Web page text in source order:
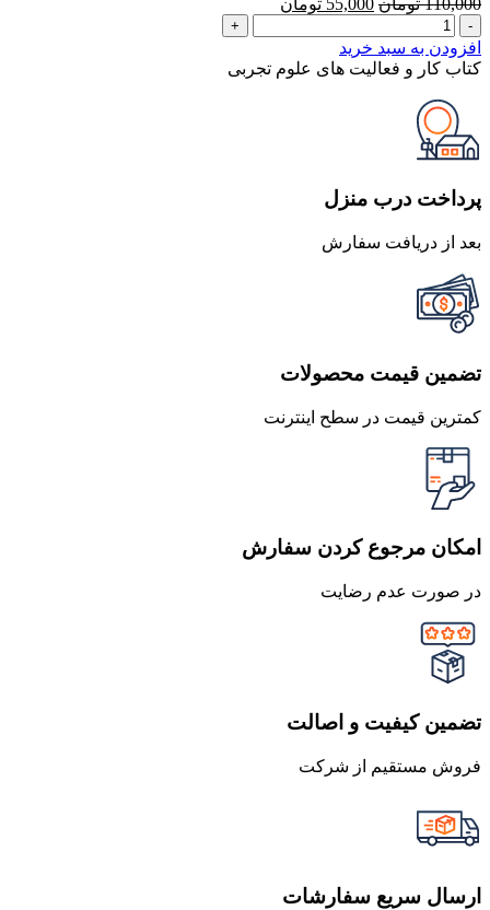
بود.
فعلی
است.
کتاب
کار
و
های
علوم
تجربی
افزودن به سبد خرید
کتاب کار و فعالیت های علوم تجربی
پرداخت درب منزل
بعد از دریافت سفارش
تضمین قیمت محصولات
کمترین قیمت در سطح اینترنت
امکان مرجوع کردن سفارش
در صورت عدم رضایت
تضمین کیفیت و اصالت
فروش مستقیم از شرکت
ارسال سریع سفارشات